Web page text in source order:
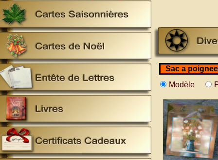
Sac a
Modèle